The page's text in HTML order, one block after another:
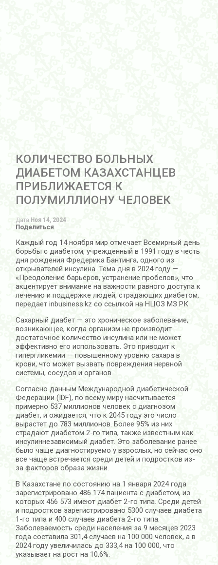
КОЛИЧЕСТВО БОЛЬНЫХ
ДИАБЕТОМ КАЗАХСТАНЦЕВ
ПРИБЛИЖАЕТСЯ К
ПОЛУМИЛЛИОНУ ЧЕЛОВЕК
Дата Ноя 14, 2024
Поделиться
Каждый год 14 ноября мир отмечает Всемирный день
борьбы с диабетом, учрежденный в 1991 году в честь
дня рождения Фредерика Бантинга, одного из
открывателей инсулина. Тема дня в 2024 году —
«Преодоление барьеров, устранение пробелов», что
акцентирует внимание на важности равного доступа к
лечению и поддержке людей, страдающих диабетом,
передает inbusiness.kz со ссылкой на НЦОЗ МЗ РК.
Сахарный диабет — это хроническое заболевание,
возникающее, когда организм не производит
достаточное количество инсулина или не может
эффективно его использовать. Это приводит к
гипергликемии — повышенному уровню сахара в
крови, что может вызвать повреждения нервной
системы, сосудов и органов.
Согласно данным Международной диабетической
Федерации (IDF), по всему миру насчитывается
примерно 537 миллионов человек с диагнозом
диабет, и ожидается, что к 2045 году это число
вырастет до 783 миллионов. Более 95% из них
страдают диабетом 2-го типа, также известным как
инсулиннезависимый диабет. Это заболевание ранее
было чаще диагностируемо у взрослых, но сейчас оно
все чаще встречается среди детей и подростков из-
за факторов образа жизни.
В Казахстане по состоянию на 1 января 2024 года
зарегистрировано 486 174 пациента с диабетом, из
которых 456 573 имеют диабет 2-го типа. Среди детей
и подростков зарегистрировано 5300 случаев диабета
1-го типа и 400 случаев диабета 2-го типа.
Заболеваемость среди населения за 9 месяцев 2023
года составила 301,4 случаев на 100 000 человек, а в
2024 году увеличилась до 333,4 на 100 000, что
указывает на рост на 10,6%.